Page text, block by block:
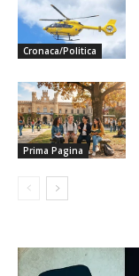
Cronaca/Politica
Prima Pagina